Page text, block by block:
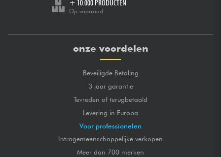
+ 10.000 PRODUCTEN
Op voorraad
onze voordelen
Beveiligde Betaling
3 jaar garantie
Tevreden of terugbetaald
Levering in Europa
Voor professionelen
Intragemeenschappelijke verkopen
Meer dan 700 merken